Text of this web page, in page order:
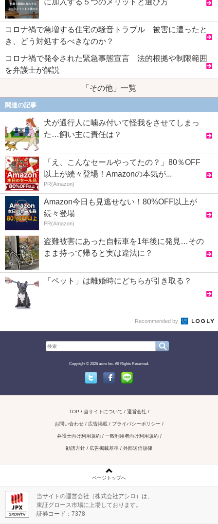
に加入する５つのメリットと選び方
コロナ禍で急増する住宅の騒音トラブル 被害に遭ったと
き、どう対処するべきなのか？
コロナ禍で発令された緊急事態宣言 法的根拠や制限範囲
を弁護士が解説
「その他」一覧
関連の記事
犬が通行人に噛み付いて怪我をさせてしまっ
た…飼い主に責任は？
「え、こんなセールやってたの？」80％OFF
以上が続々登場！Amazonの本気が...
PR(Amazon)
Amazon今日も見逃せない！80%OFF以上が
続々登場
PR(Amazon)
盗難被害にあった自転車を1年後に発見…その
まま持って帰ると実は違法に？
「ペット」は離婚時にどちらが引き取る？
Recommended by
Copyright © 2026 asiro Inc. All Rights Reserved.
TOP 当サイトについて 運営会社
お問い合わせ / 広告掲載 プライバシーポリシー
弁護士向け利用規約 一般利用者向け利用規約
勧誘方針 広告掲載基準 外部送信規律
ページトップへ
当サイトの運営会社（株式会社アシロ）は、
東証グロース市場に上場しております。
証券コード：7378